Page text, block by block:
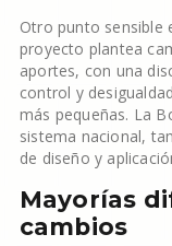
Otro punto sensible
proyecto plantea
aportes, con una
control y
más pequeñas. La
sistema nacional,
de diseño y
Mayorías
cambios